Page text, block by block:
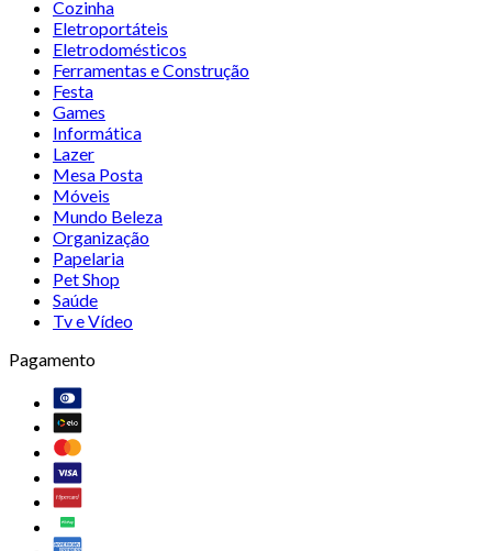
Cozinha
Eletroportáteis
Eletrodomésticos
Ferramentas e Construção
Festa
Games
Informática
Lazer
Mesa Posta
Móveis
Mundo Beleza
Organização
Papelaria
Pet Shop
Saúde
Tv e Vídeo
Pagamento